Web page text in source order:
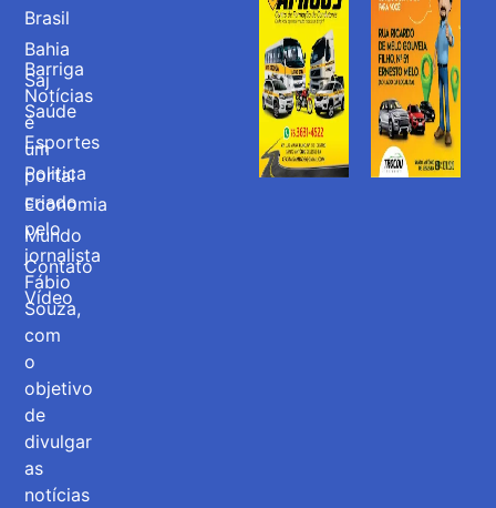
Barriga
Notícias
é
um
portal
criado
pelo
jornalista
Fábio
Souza,
com
o
objetivo
de
divulgar
as
notícias
Brasil
Bahia
Saj
Saúde
Esportes
Politica
Economia
Mundo
Contato
Vídeo